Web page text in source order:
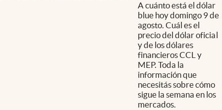
A cuánto está el dólar
blue hoy domingo 9 de
agosto. Cuál es el
precio del dólar oficial
y de los dólares
financieros CCL y
MEP. Toda la
información que
necesitás sobre cómo
sigue la semana en los
mercados.